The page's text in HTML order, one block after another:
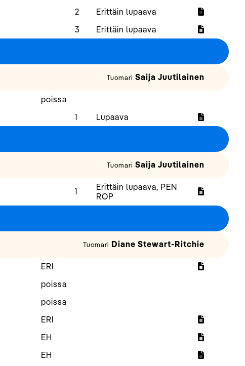
2
Erittäin lupaava
3 Erittäin lupaava
Tuomari Saija Juutilainen
poissa
1 Lupaava
Tuomari Saija Juutilainen
1
Erittäin lupaava, PEN
ROP
Tuomari Diane Stewart-Ritchie
ERI
poissa
poissa
ERI
EH
EH